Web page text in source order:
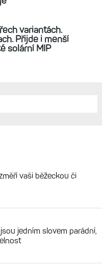
zda je váš
jestli se nachází
hranici
za devět
Bosch se